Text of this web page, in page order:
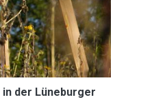
der Lüneburger